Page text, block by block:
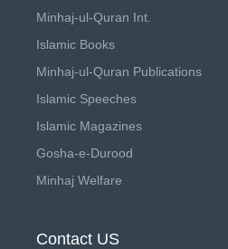
Minhaj-ul-Quran Int.
Islamic Books
Minhaj-ul-Quran Publications
Islamic Speeches
Islamic Magazines
Gosha-e-Durood
Minhaj Welfare
Contact US